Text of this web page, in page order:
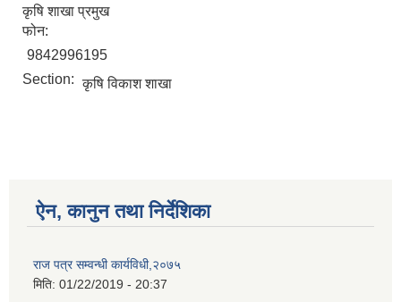
कृषि शाखा प्रमुख
फोन:
9842996195
Section: कृषि विकाश शाखा
ऐन, कानुन तथा निर्देशिका
राज पत्र सम्वन्धी कार्यविधी,२०७५
मिति: 01/22/2019 - 20:37